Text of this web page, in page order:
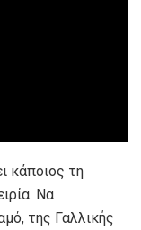
κάποιος τη
Να
της Γαλλικής